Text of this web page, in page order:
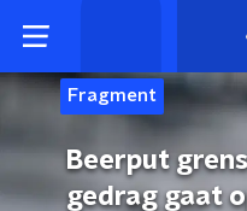
Fragment
Beerput
gedrag gaat